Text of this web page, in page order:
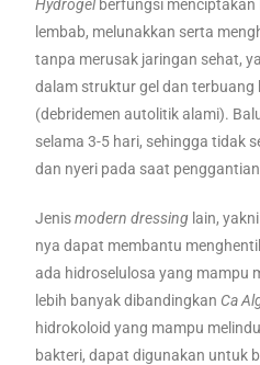
Hydrogelberfungsi menciptakan
lembab, melunakkan serta
tanpa merusak jaringan sehat,
dalam struktur gel dan terbuang
(debridemen autolitik alami).
selama 3-5 hari, sehingga tidak
dan nyeri pada saat
Jenismodern dressing lain, yakni
nya dapat membantu
ada hidroselulosa yang mampu
lebih banyak dibandingkan Ca
hidrokoloid yang mampu
bakteri, dapat digunakan untuk